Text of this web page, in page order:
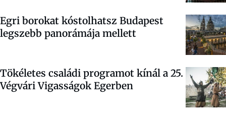
Egri borokat kóstolhatsz Budapest
legszebb panorámája mellett
Tökéletes családi programot kínál a 25.
Végvári Vigasságok Egerben